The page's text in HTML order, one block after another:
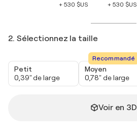
+ 530 $US
+ 530 $US
2. Sélectionnez la taille
Petit
0,39" de large
Recommandé
Moyen
0,78" de large
Voir en 3D